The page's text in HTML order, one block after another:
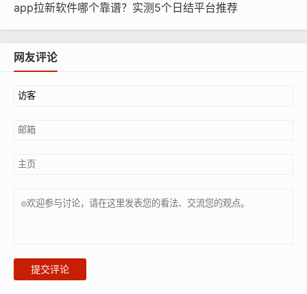
app拉新软件哪个靠谱？实测5个日结平台推荐
网友评论
提交评论